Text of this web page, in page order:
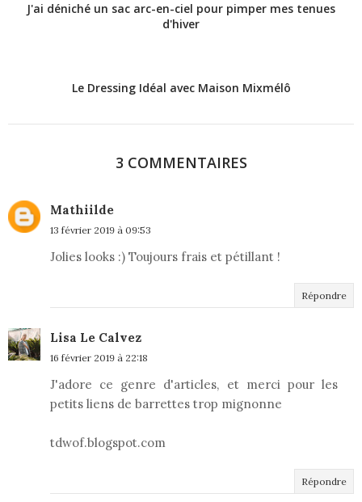
J'ai déniché un sac arc-en-ciel pour pimper mes tenues
d'hiver
Le Dressing Idéal avec Maison Mixmélô
3 COMMENTAIRES
Mathiilde
13 février 2019 à 09:53
Jolies looks :) Toujours frais et pétillant !
Répondre
Lisa Le Calvez
16 février 2019 à 22:18
J'adore ce genre d'articles, et merci pour les
petits liens de barrettes trop mignonne
tdwof.blogspot.com
Répondre